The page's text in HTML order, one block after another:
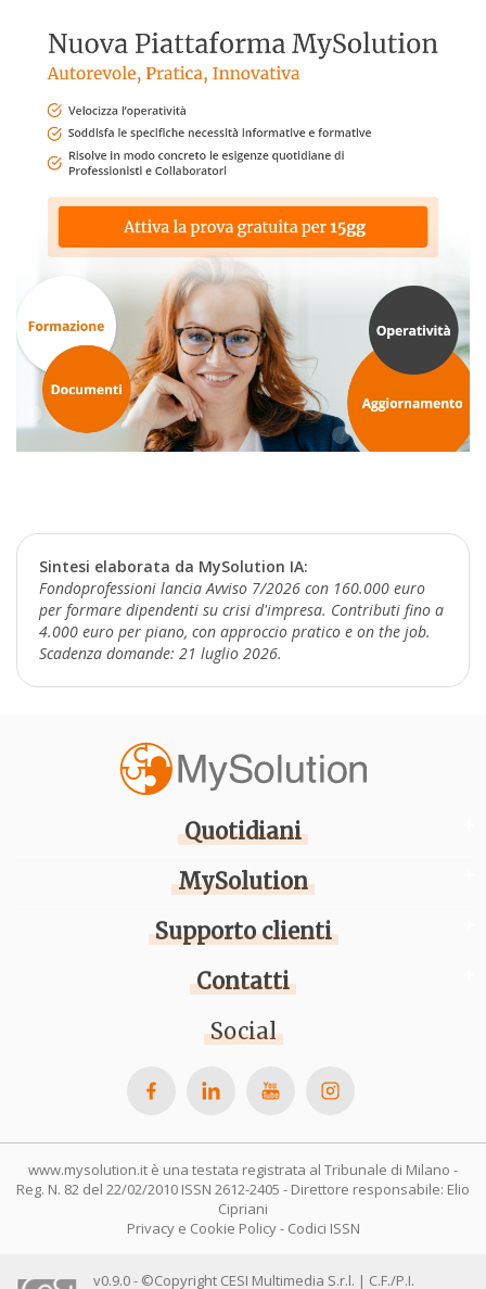
Sintesi elaborata da MySolution IA:
Fondoprofessioni lancia Avviso 7/2026 con 160.000 euro
per formare dipendenti su crisi d'impresa. Contributi fino a
4.000 euro per piano, con approccio pratico e on the job.
Scadenza domande: 21 luglio 2026.
Quotidiani
MySolution
Supporto clienti
Contatti
Social
www.mysolution.it è una testata registrata al Tribunale di Milano -
Reg. N. 82 del 22/02/2010 ISSN 2612-2405 - Direttore responsabile: Elio
Cipriani
Privacy e Cookie Policy- Codici ISSN
v0.9.0 - ©Copyright CESI Multimedia S.r.l. | C.F./P.I.